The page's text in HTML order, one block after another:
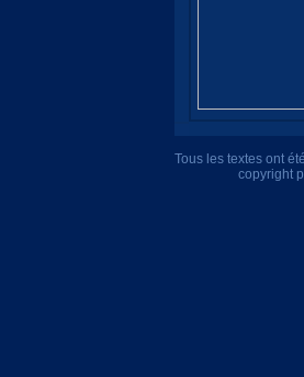
Tous les textes ont
copyright